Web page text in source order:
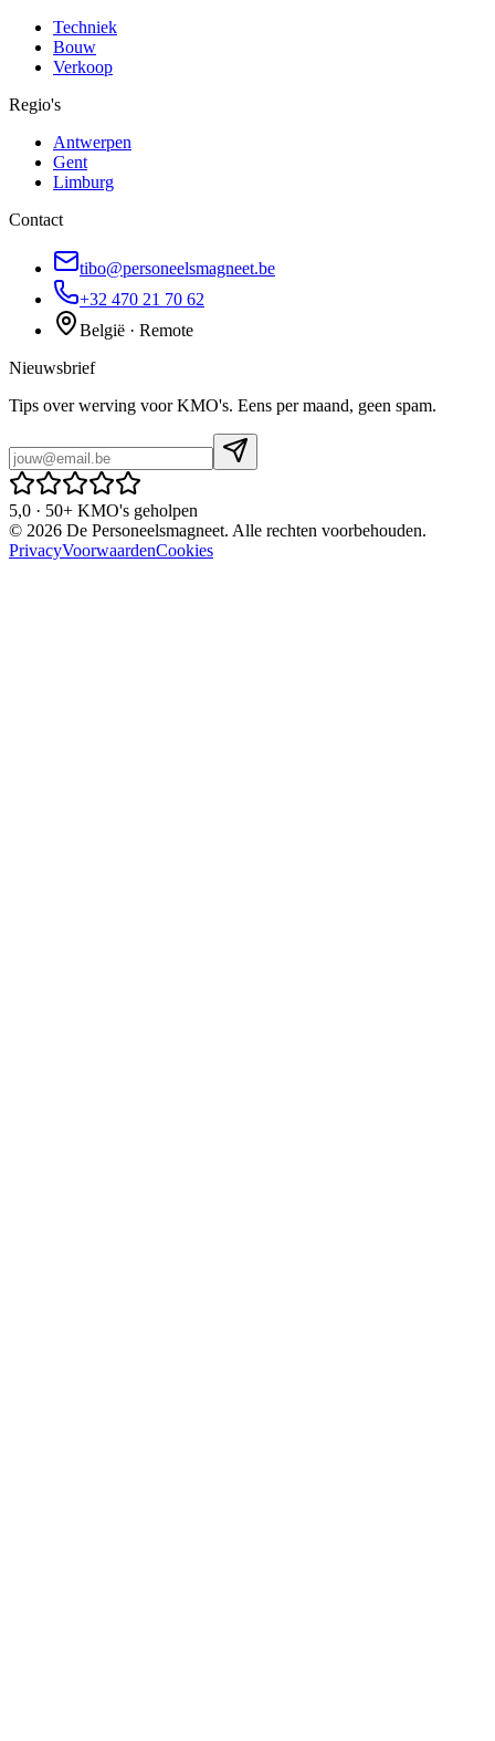
Techniek
Bouw
Verkoop
Regio's
Antwerpen
Gent
Limburg
Contact
tibo@personeelsmagneet.be
+32 470 21 70 62
België · Remote
Nieuwsbrief
Tips over werving voor KMO's. Eens per maand, geen spam.
5,0 · 50+ KMO's geholpen
© 2026 De Personeelsmagneet. Alle rechten voorbehouden.
PrivacyVoorwaardenCookies